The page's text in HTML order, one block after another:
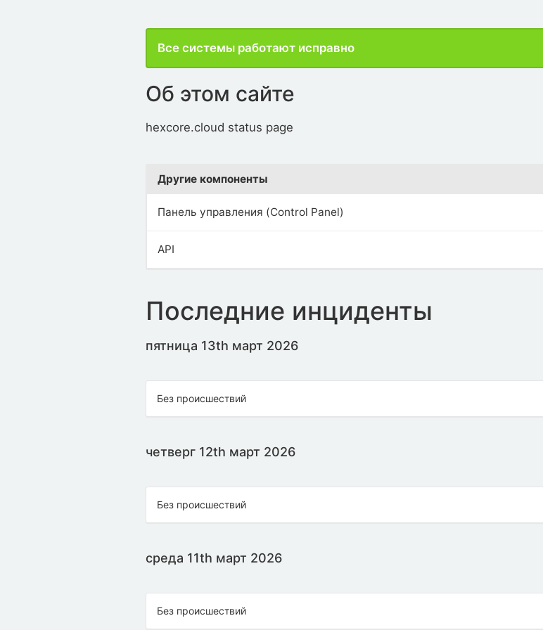
Все системы работают исправно
Об этом сайте
hexcore.cloud status page
Другие компоненты
Панель управления (Control Panel)
API
Последние инциденты
пятница 13th март 2026
Без происшествий
четверг 12th март 2026
Без происшествий
среда 11th март 2026
Без происшествий